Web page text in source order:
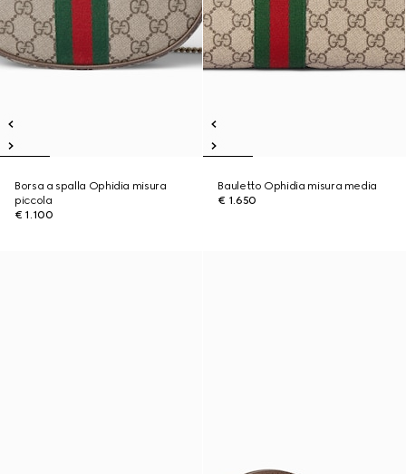
Borsa a spalla Ophidia misura
piccola
€ 1.100
Bauletto Ophidia misura media
€ 1.650